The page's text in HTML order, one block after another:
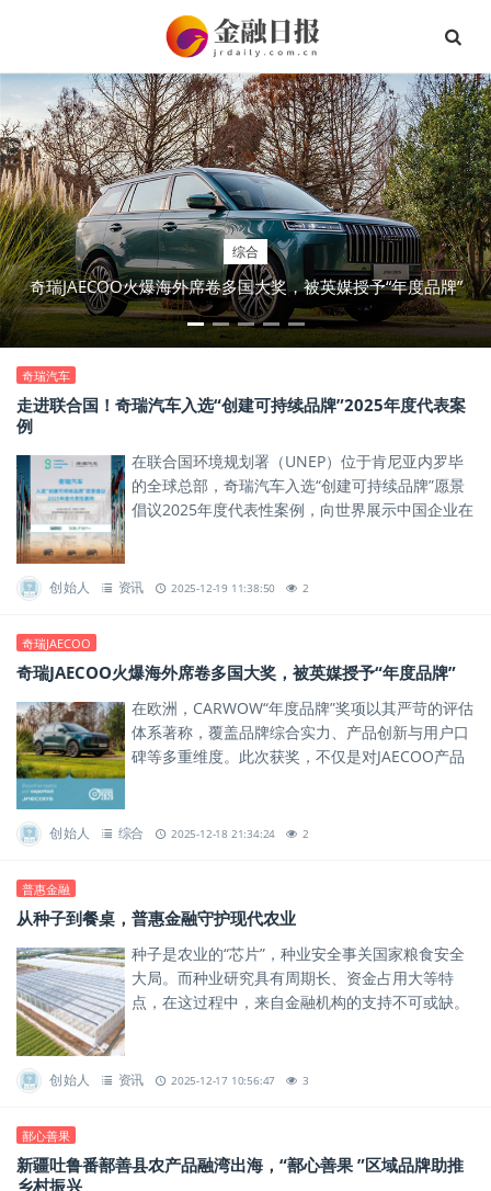
综合
奇瑞JAECOO火爆海外席卷多国大奖，被英媒授予“年度品牌”
奇瑞汽车
走进联合国！奇瑞汽车入选“创建可持续品牌”2025年度代表案
例
在联合国环境规划署（UNEP）位于肯尼亚内罗毕
的全球总部，奇瑞汽车入选“创建可持续品牌”愿景
倡议2025年度代表性案例，向世界展示中国企业在
创始人 资讯 2025-12-19 11:38:50 2
奇瑞JAECOO
奇瑞JAECOO火爆海外席卷多国大奖，被英媒授予“年度品牌”
在欧洲，CARWOW“年度品牌”奖项以其严苛的评估
体系著称，覆盖品牌综合实力、产品创新与用户口
碑等多重维度。此次获奖，不仅是对JAECOO产品
创始人 综合 2025-12-18 21:34:24 2
普惠金融
从种子到餐桌，普惠金融守护现代农业
种子是农业的“芯片”，种业安全事关国家粮食安全
大局。而种业研究具有周期长、资金占用大等特
点，在这过程中，来自金融机构的支持不可或缺。
创始人 资讯 2025-12-17 10:56:47 3
鄯心善果
新疆吐鲁番鄯善县农产品融湾出海，“鄯心善果 ”区域品牌助推
乡村振兴